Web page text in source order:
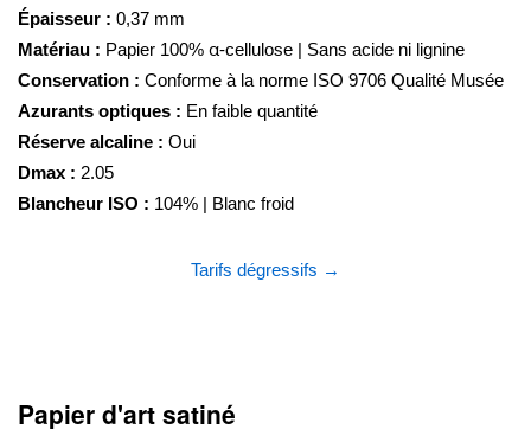
Épaisseur : 0,37 mm
Matériau : Papier 100% α-cellulose | Sans acide ni lignine
Conservation : Conforme à la norme ISO 9706 Qualité Musée
Azurants optiques : En faible quantité
Réserve alcaline : Oui
Dmax : 2.05
Blancheur ISO : 104% | Blanc froid
Tarifs dégressifs →
Papier d'art satiné